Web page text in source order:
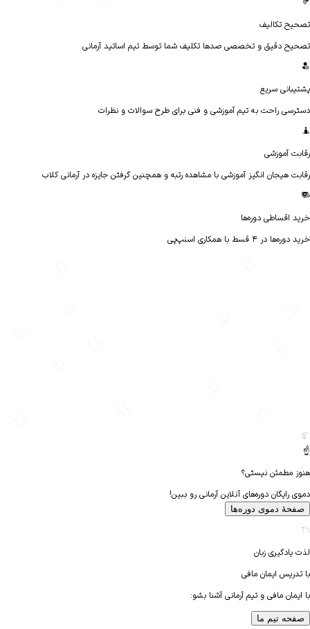
تکالیف
دقیق و تخصصی صدها تکلیف شما توسط تیم اساتید آرمانی
سریع
راحت به تیم آموزشی و فنی برای طرح سوالات و نظرات
آموزشی
هیجان انگیز آموزشی با مشاهده رتبه و همچنین گرفتن جایزه در آرمانی کلاب
اقساطی دوره‌ها
در ۴ قسط با همکاری اسنپ‌پی
مطمئن نیستی؟
رایگان دوره‌های آنلاین آرمانی رو ببین!
دموی دوره‌ها
زبان
ایمان مافی
مافی و تیم آرمانی آشنا بشو:
تیم ما